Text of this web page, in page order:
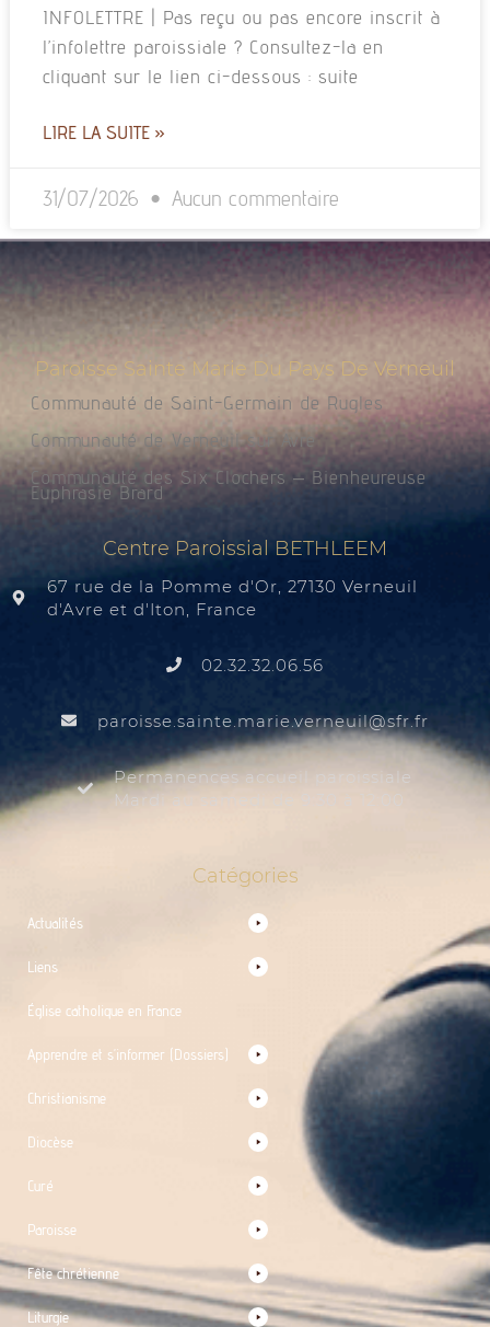
INFOLETTRE | Pas reçu ou pas encore inscrit à
l’infolettre paroissiale ? Consultez-la en
cliquant sur le lien ci-dessous : suite
LIRE LA SUITE »
31/07/2026 Aucun commentaire
Paroisse Sainte Marie Du Pays De Verneuil
Communauté de Saint-Germain de Rugles
Communauté de Verneuil sur Avre
Communauté des Six Clochers – Bienheureuse
Euphrasie Brard
Centre Paroissial BETHLEEM
67 rue de la Pomme d'Or, 27130 Verneuil
d'Avre et d'Iton, France
02.32.32.06.56
rf.rfs
@liuenrev.eiram.etnias.essiorap
Permanences accueil paroissiale
Mardi au samedi de 9:30 à 12:00
Catégories
Actualités
Liens
Église catholique en France
Apprendre et s’informer (Dossiers)
Christianisme
Diocèse
Curé
Paroisse
Fête chrétienne
Liturgie